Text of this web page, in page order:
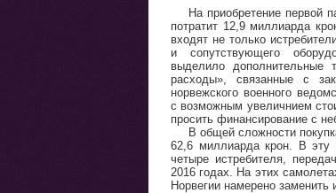
На приобретение первой
потратит 12,9 миллиарда
входят не только
и сопутствующего
выделило дополнительные
расходы», связанные с
норвежского военного
с возможным увеличнием
просить финансирование с
В общей сложности
62,6 миллиарда крон. В эту
четыре истребителя,
2016 годах. На этих
Норвегии намерено заменить